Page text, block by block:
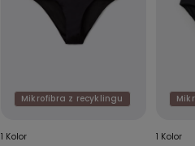
Mikrofibra z recyklingu
1 Kolor 1 Kolor